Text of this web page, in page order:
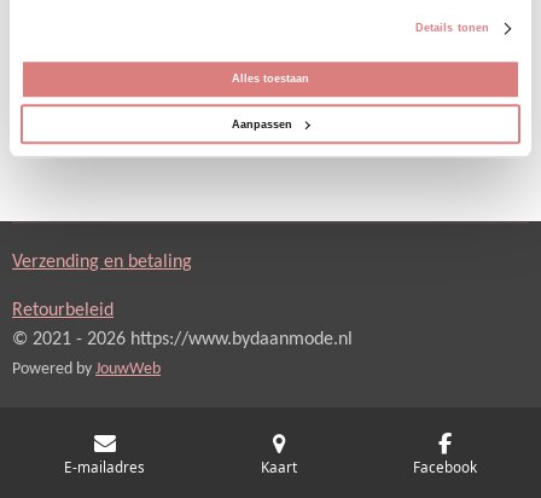
Details tonen
Alles toestaan
Aanpassen
Verzending en betaling
Retourbeleid
© 2021 - 2026 https://www.bydaanmode.nl
Powered by JouwWeb
E-mailadres Kaart Facebook